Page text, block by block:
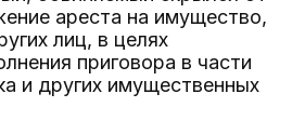
ареста на имущество,
лиц, в целях
приговора в части
и других имущественных